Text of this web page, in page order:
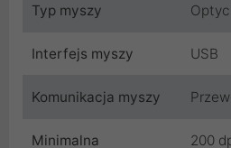
Typ myszy
Interfejs myszy USB
Komunikacja myszy
Minimalna
200